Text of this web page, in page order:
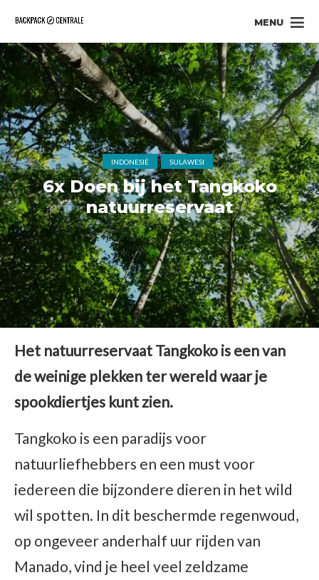
MENU
INDONESIË SULAWESI
6x Doen bij het Tangkoko
natuurreservaat
Het natuurreservaat Tangkoko is een van
de weinige plekken ter wereld waar je
spookdiertjes kunt zien.
Tangkoko is een paradijs voor
natuurliefhebbers en een must voor
iedereen die bijzondere dieren in het wild
wil spotten. In dit beschermde regenwoud,
op ongeveer anderhalf uur rijden van
Manado, vind je heel veel zeldzame